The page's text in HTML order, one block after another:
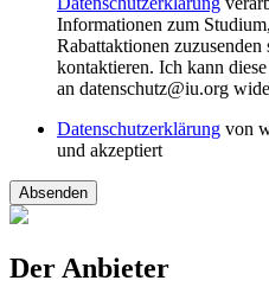
Informationen zum
Rabattaktionen
kontaktieren. Ich kann
an datenschutz@iu.org
Datenschutzerklärung von
und akzeptiert
Absenden
Der Anbieter